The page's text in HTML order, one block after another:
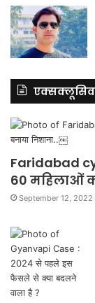
एक्सक्लूसिव
Faridabad
60 महिलाओं
September 12, 2022